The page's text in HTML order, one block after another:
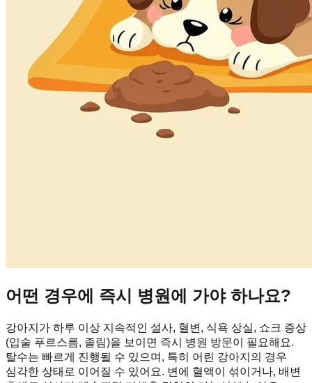
어떤 경우에 즉시 병원에 가야 하나요?
강아지가 하루 이상 지속적인 설사, 혈변, 식욕 상실, 쇼크 증상
(입술 푸르스름, 졸림)을 보이면 즉시 병원 방문이 필요해요.
탈수는 빠르게 진행될 수 있으며, 특히 어린 강아지의 경우
심각한 상태로 이어질 수 있어요. 변에 혈액이 섞이거나, 배변